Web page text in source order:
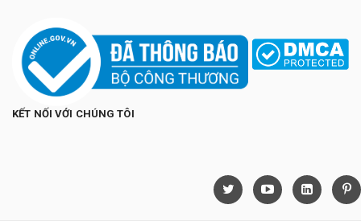
KẾT NỐI VỚI CHÚNG TÔI